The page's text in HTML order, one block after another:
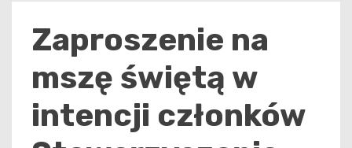
Zaproszenie na
mszę świętą w
intencji członków